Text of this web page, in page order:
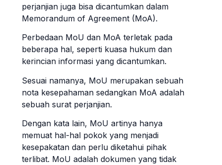
perjanjian juga bisa dicantumkan dalam
Memorandum of Agreement (MoA).
Perbedaan MoU dan MoA terletak pada
beberapa hal, seperti kuasa hukum dan
kerincian informasi yang dicantumkan.
Sesuai namanya, MoU merupakan sebuah
nota kesepahaman sedangkan MoA adalah
sebuah surat perjanjian.
Dengan kata lain, MoU artinya hanya
memuat hal-hal pokok yang menjadi
kesepakatan dan perlu diketahui pihak
terlibat. MoU adalah dokumen yang tidak